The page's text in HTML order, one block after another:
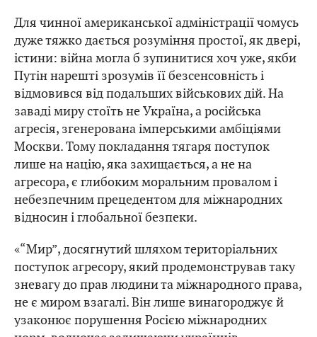
Для чинної американської адміністрації чомусь
дуже тяжко дається розуміння простої, як двері,
істини: війна могла б зупинитися хоч уже, якби
Путін нарешті зрозумів її безсенсовність і
відмовився від подальших військових дій. На
заваді миру стоїть не Україна, а російська
агресія, згенерована імперськими амбіціями
Москви. Тому покладання тягаря поступок
лише на націю, яка захищається, а не на
агресора, є глибоким моральним провалом і
небезпечним прецедентом для міжнародних
відносин і глобальної безпеки.
«“Мир”, досягнутий шляхом територіальних
поступок агресору, який продемонстрував таку
зневагу до прав людини та міжнародного права,
не є миром взагалі. Він лише винагороджує й
узаконює порушення Росією міжнародних